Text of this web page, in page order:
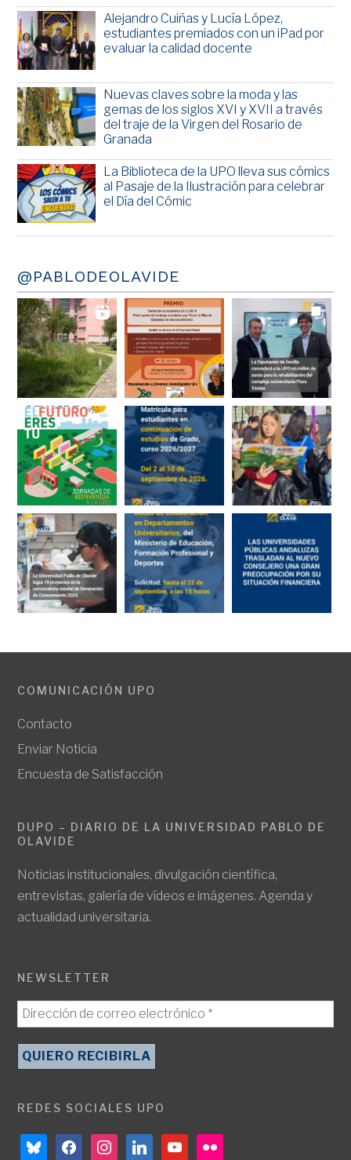
Alejandro Cuiñas y Lucía López,
estudiantes premiados con un iPad por
evaluar la calidad docente
Nuevas claves sobre la moda y las
gemas de los siglos XVI y XVII a través
del traje de la Virgen del Rosario de
Granada
La Biblioteca de la UPO lleva sus cómics
al Pasaje de la Ilustración para celebrar
el Día del Cómic
@PABLODEOLAVIDE
COMUNICACIÓN UPO
Contacto
Enviar Noticia
Encuesta de Satisfacción
DUPO – DIARIO DE LA UNIVERSIDAD PABLO DE
OLAVIDE
Noticias institucionales, divulgación científica,
entrevistas, galería de vídeos e imágenes. Agenda y
actualidad universitaria.
NEWSLETTER
REDES SOCIALES UPO
blueskyfacebookinstagramlinkedinyoutubeflickr